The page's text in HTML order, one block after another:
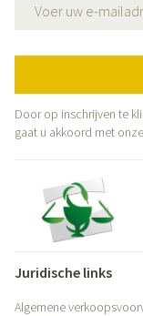
Door op inschrijven te
gaat u akkoord met onze
Juridische links
Algemene